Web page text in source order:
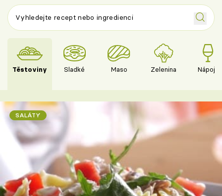
Těstoviny Sladké Maso Zelenina Nápoje
SALÁTY